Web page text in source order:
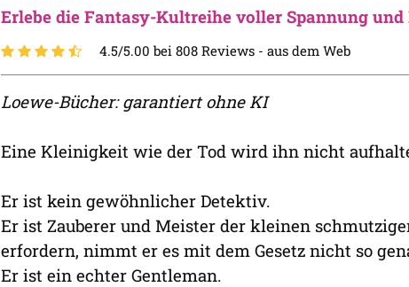
Erlebe die Fantasy-Kultreihe voller Spannung
4.5/5.00 bei 808 Reviews - aus dem Web
Loewe-Bücher: garantiert ohne KI
Eine Kleinigkeit wie der Tod wird ihn nicht
Er ist kein gewöhnlicher Detektiv.
Er ist Zauberer und Meister der kleinen
erfordern, nimmt er es mit dem Gesetz nicht so
Er ist ein echter Gentleman.